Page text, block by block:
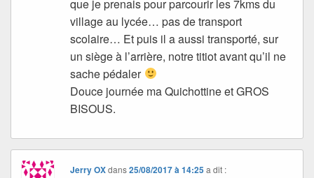
que je prenais pour parcourir les 7kms du
village au lycée… pas de transport
scolaire… Et puis il a aussi transporté, sur
un siège à l’arrière, notre titiot avant qu’il ne
sache pédaler
Douce journée ma Quichottine et GROS
BISOUS.
Jerry OXdans25/08/2017 à 14:25 a dit :